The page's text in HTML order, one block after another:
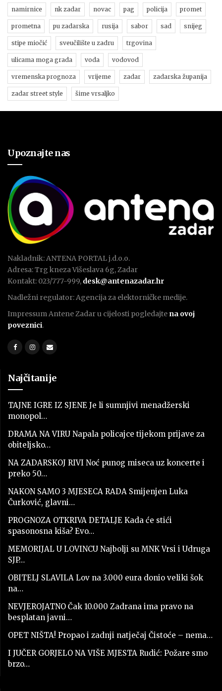
namirnice nk zadar novac pag policija promet
prometna pu zadarska rusija sabor sad snijeg
stipe miočić sveučilište u zadru trgovina
ulicama moga grada voda vodovod
vremenska prognoza vrijeme zadar zadarska županija
zadar street style šime vrsaljko
Upoznajte nas
Nakladnik: ANTENA PORTAL j.d.o.o.
Adresa: Trg kneza Višeslava 6g, Zadar
Kontakt: 023/777-999, desk@antenazadar.hr
Nadležni regulator: Agencija za elektorničke medije.
Impressum Antene Zadar u cijelosti pogledajte na ovoj
poveznici.
Najčitanije
TAJNE IGRE IZ SJENE Je li sumnjivi menadžerski
monopol…
DRAMA NA VIRU Napala policajce tijekom prijave za
obiteljsko…
NA ZADARSKOJ RIVI Noć punog miseca uz koncerte i
preko 50…
NAKON SAMO 3 MJESECA RADA Smijenjen Luka
Čurković, glavni…
PROGNOZA OTKRIVA DETALJE Kada će stići
spasonosna kiša? Evo…
MEMORIJAL U LOVINCU Najbolji su MNK Vrsi i Udruga
SJP…
OBITELJ SLAVILA Lov na 3.000 eura donio veliki šok
na…
NEVJEROJATNO Čak 10.000 Zadrana ima pravo na
besplatan javni…
OPET NIŠTA! Propao i zadnji natječaj Čistoće – nema…
I JUČER GORJELO NA VIŠE MJESTA Rudić: Požare smo
brzo…